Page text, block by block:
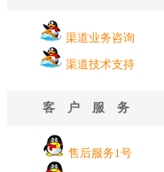
渠道业务咨询
渠道技术支持
客户服务
售后服务1号